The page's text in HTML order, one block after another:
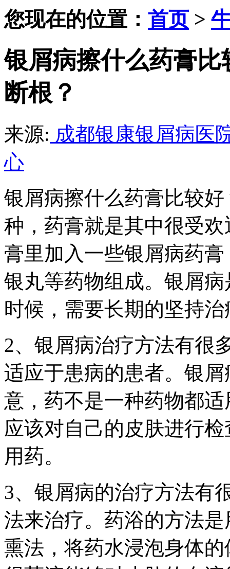
您现在的位置： 首页>
银屑病擦什么药膏
断根？
来源: 成都银康银屑病医
心
银屑病擦什么药膏比较
种，药膏就是其中很受
膏里加入一些银屑病药
银丸等药物组成。银屑
时候，需要长期的坚持治
2、银屑病治疗方法有很
适应于患病的患者。银
意，药不是一种药物都
应该对自己的皮肤进行
用药。
3、银屑病的治疗方法有
法来治疗。药浴的方法
熏法，将药水浸泡身体